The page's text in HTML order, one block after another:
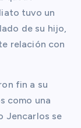
tuvo un
de su hijo,
relación con
fin a su
como una
Jencarlos se